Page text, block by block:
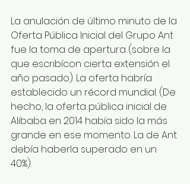
La anulación de último minuto de la
Oferta Pública Inicial del Grupo Ant
fue la toma de apertura (sobre la
que escribícon cierta extensión el
año pasado). La oferta habría
establecido un récord mundial. (De
hecho, la oferta pública inicial de
Alibaba en 2014 había sido la más
grande en ese momento. La de Ant
debía haberla superado en un
40%).